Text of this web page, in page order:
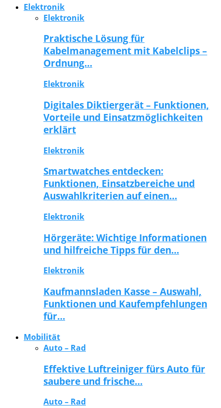
Elektronik
Elektronik
Praktische Lösung für
Kabelmanagement mit Kabelclips –
Ordnung…
Elektronik
Digitales Diktiergerät – Funktionen,
Vorteile und Einsatzmöglichkeiten
erklärt
Elektronik
Smartwatches entdecken:
Funktionen, Einsatzbereiche und
Auswahlkriterien auf einen…
Elektronik
Hörgeräte: Wichtige Informationen
und hilfreiche Tipps für den…
Elektronik
Kaufmannsladen Kasse – Auswahl,
Funktionen und Kaufempfehlungen
für…
Mobilität
Auto – Rad
Effektive Luftreiniger fürs Auto für
saubere und frische…
Auto – Rad